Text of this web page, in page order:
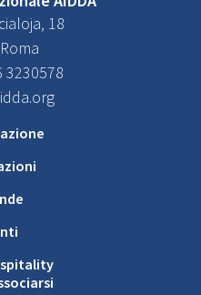
18
3230578